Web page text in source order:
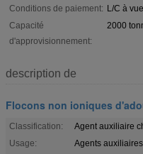
Conditions de paiement: L/C à
Capacité
d'approvisionnement:
2000
description de
Flocons non ioniques
Classification:
Agent auxiliaire
Usage:
Agents